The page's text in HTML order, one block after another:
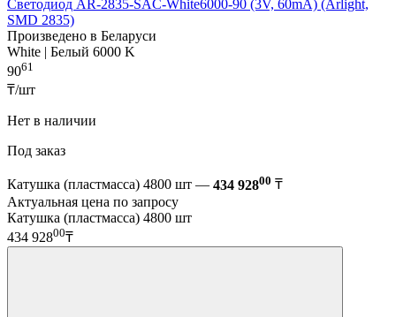
Светодиод AR-2835-SAC-White6000-90 (3V, 60mA) (Arlight,
SMD 2835)
Произведено в Беларуси
White | Белый 6000 K
9061
₸/шт
Нет в наличии
Под заказ
Катушка (пластмасса) 4800 шт — 434 92800 ₸
Актуальная цена по запросу
Катушка (пластмасса) 4800 шт
434 92800₸